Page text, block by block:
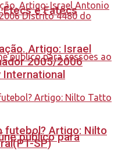
e Fatecs
público para
Artigo: Israel
2005/2006
futebol? Artigo: Nilto
SP)